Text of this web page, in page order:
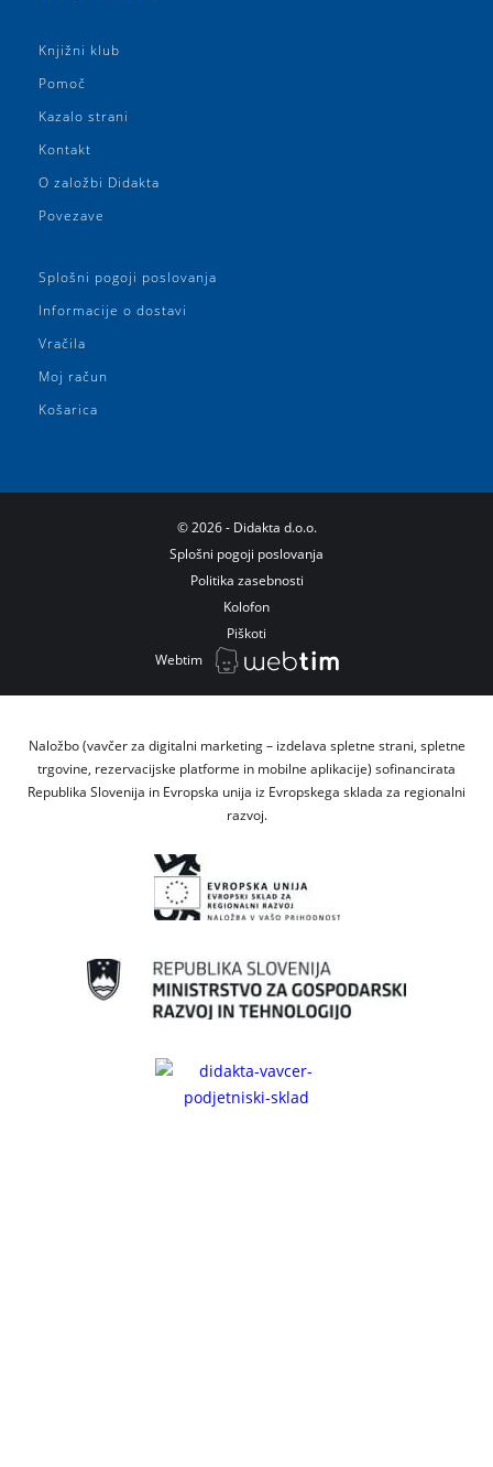
Knjižni klub
Pomoč
Kazalo strani
Kontakt
O založbi Didakta
Povezave
Splošni pogoji poslovanja
Informacije o dostavi
Vračila
Moj račun
Košarica
© 2026 - Didakta d.o.o.
Splošni pogoji poslovanja
Politika zasebnosti
Kolofon
Piškoti
Webtim
Naložbo (vavčer za digitalni marketing – izdelava spletne strani, spletne
trgovine, rezervacijske platforme in mobilne aplikacije) sofinancirata
Republika Slovenija in Evropska unija iz Evropskega sklada za regionalni
razvoj.